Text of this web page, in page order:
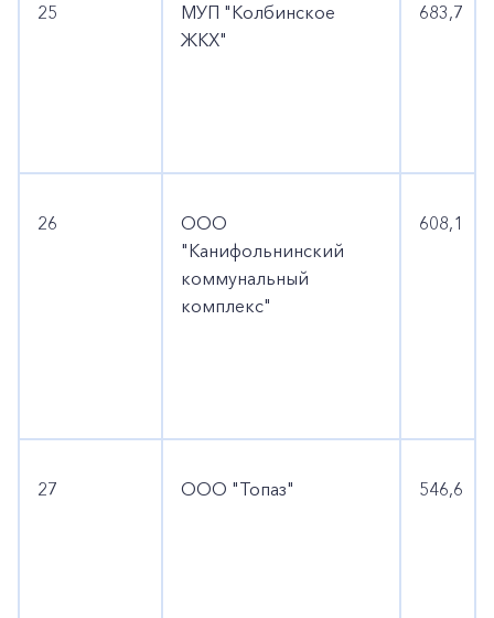
25
МУП "Колбинское
ЖКХ"
683,7
26
ООО
"Канифольнинский
коммунальный
комплекс"
608,1
27 ООО "Топаз" 546,6